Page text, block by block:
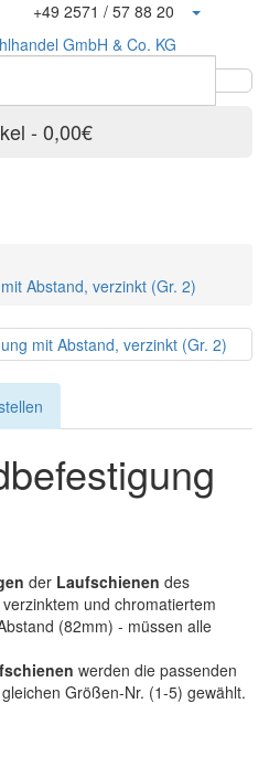
+49 2571 / 57 88 20
- 0,00€
Abstand, verzinkt (Gr. 2)
der Laufschienen des
und chromatiertem
(82mm) - müssen alle
werden die passenden
Größen-Nr. (1-5) gewählt.